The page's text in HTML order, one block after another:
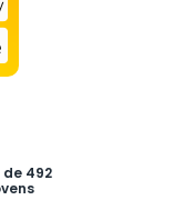
492